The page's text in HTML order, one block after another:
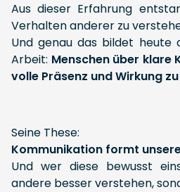
Aus dieser Erfahrung
Verhalten anderer zu
Und genau das bildet heute
Arbeit: Menschen über klare
volle Präsenz und Wirkung
Seine These:
Kommunikation formt
Und wer diese bewusst
andere besser verstehen,